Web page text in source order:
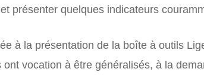
présenter quelques indicateurs
à la présentation de la boîte à outils
vocation à être généralisés, à la